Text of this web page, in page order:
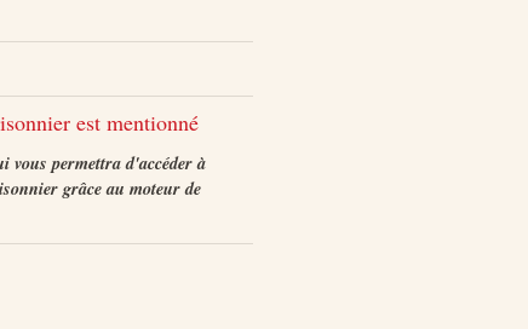
est mentionné
vous permettra d'accéder à
grâce au moteur de